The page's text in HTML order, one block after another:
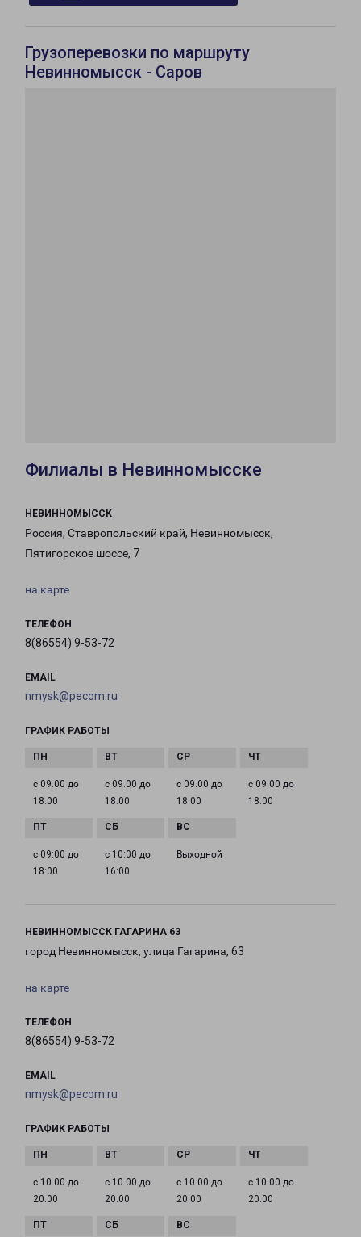
Грузоперевозки по маршруту
Невинномысск - Саров
Филиалы в Невинномысске
НЕВИННОМЫССК
Россия, Ставропольский край, Невинномысск,
Пятигорское шоссе, 7
на карте
ТЕЛЕФОН
8(86554) 9-53-72
EMAIL
nmysk@pecom.ru
ГРАФИК РАБОТЫ
с 09:00 до
18:00
с 09:00 до
18:00
с 09:00 до
18:00
с 09:00 до
18:00
с 09:00 до
18:00
с 10:00 до
16:00
Выходной
НЕВИННОМЫССК ГАГАРИНА 63
город Невинномысск, улица Гагарина, 63
на карте
ТЕЛЕФОН
8(86554) 9-53-72
EMAIL
nmysk@pecom.ru
ГРАФИК РАБОТЫ
с 10:00 до
20:00
с 10:00 до
20:00
с 10:00 до
20:00
с 10:00 до
20:00